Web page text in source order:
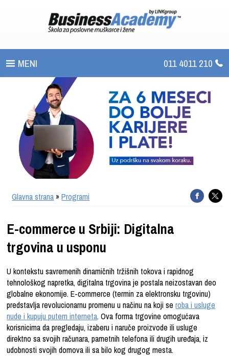
011 4011 210
ŠTA DOBIJATE
UČENJE NA DALJINU
SERTIFIKACIJA
Glavna strana»Programi
E-commerce u Srbiji: Digitalna
trgovina u usponu
U kontekstu savremenih dinamičnih tržišnih tokova i rapidnog
tehnološkog napretka, digitalna trgovina je postala neizostavan deo
globalne ekonomije. E-commerce (termin za elektronsku trgovinu)
predstavlja revolucionarnu promenu u načinu na koji seroba i usluge
nude i kupuju putem interneta. Ova forma trgovine omogućava
korisnicima da pregledaju, izaberu i naruče proizvode ili usluge
direktno sa svojih računara, pametnih telefona ili drugih uređaja, iz
udobnosti svojih domova ili sa bilo kog drugog mesta.